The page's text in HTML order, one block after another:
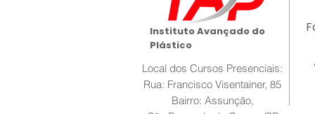
Instituto Avançado do
Plástico
Local dos Cursos Presenciais:
Rua: Francisco Visentainer, 85
Bairro: Assunção,